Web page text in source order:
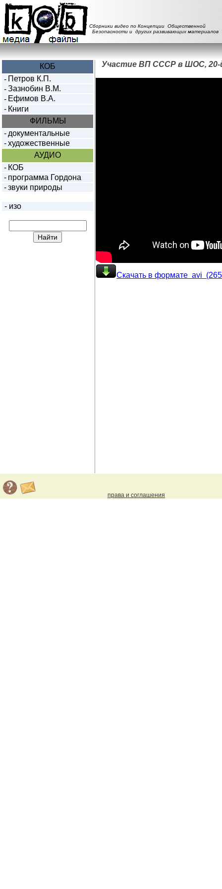
Сборники видео по Концепции Общественной
Безопасности и других развивающих материалов
КОБ
- Петров К.П.
- Зазнобин В.М.
- Ефимов В.А.
- Книги
ФИЛЬМЫ
- документальные
- художественные
АУДИО
- КОБ
- программа Гордона
- звуки природы
- изо
Участие ВП СССР в ШОС, 20-
Скачать в формате avi
права и соглашения